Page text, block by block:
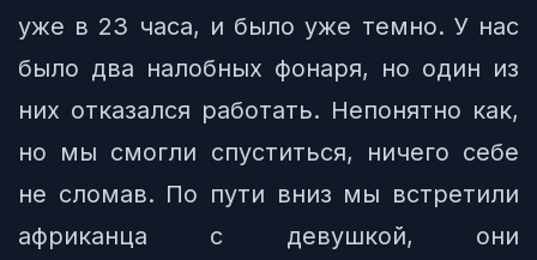
уже в 23 часа, и было уже темно. У нас
было два налобных фонаря, но один из
них отказался работать. Непонятно как,
но мы смогли спуститься, ничего себе
не сломав. По пути вниз мы встретили
африканца с девушкой, они